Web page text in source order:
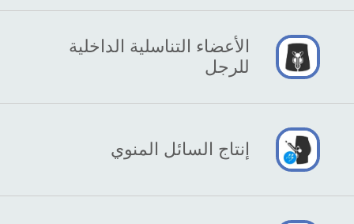
الأعضاء التناسلية الداخلية
للرجل
إنتاج السائل المنوي